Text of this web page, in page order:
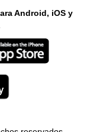
Android, iOS y